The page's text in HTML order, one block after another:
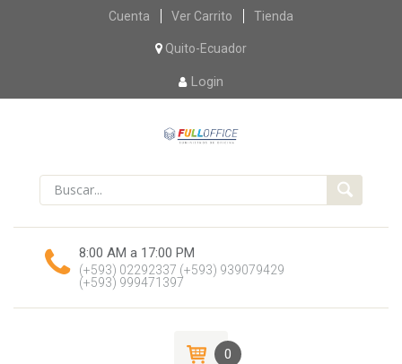
Skip
content
Cuenta Ver Carrito Tienda
Quito-Ecuador
Login
8:00 AM a 17:00 PM
(+593) 02292337 (+593) 939079429
(+593) 999471397
0